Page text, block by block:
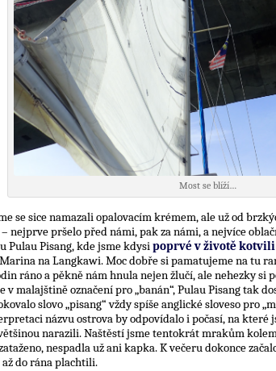
Most se blíží…
se sice namazali opalovacím krémem, ale už od
nejprve pršelo před námi, pak za námi, a nejvíce
Pulau Pisang, kde jsme kdysipoprvé v životě kotvili
na Langkawi. Moc dobře si pamatujeme na tu
ráno a pěkně nám hnula nejen žlučí, ale nehezky si
v malajštině označení pro „banán“, Pulau Pisang tak
slovo „pisang“ vždy spíše anglické sloveso pro
názvu ostrova by odpovídalo i počasí, na které
narazili. Naštěstí jsme tentokrát mrakům
nespadla už ani kapka. K večeru dokonce
do rána plachtili.